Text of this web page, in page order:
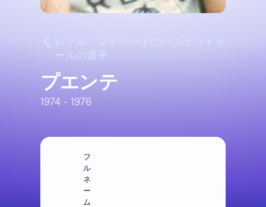
レアル・マドリードのバスケットボ
ールの選手
プエンテ
1974 - 1976
フ
ル
ネ
ー
ム